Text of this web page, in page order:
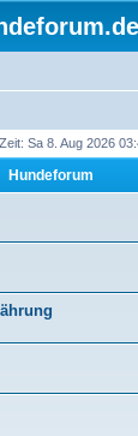
Sa 8. Aug 2026
Hundeforum